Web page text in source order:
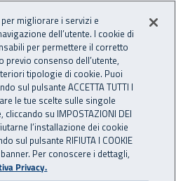
Nazionale
Apri cerca
e statistiche
migliorare i servizi e
dell’utente. I cookie di
per permettere il corretto
consenso dell’utente,
tipologie di cookie. Puoi
sul pulsante ACCETTA TUTTI I
le tue scelte sulle singole
su IMPOSTAZIONI DEI
l’installazione dei cookie
sul pulsante RIFIUTA I COOKIE
Per conoscere i dettagli,
Privacy.